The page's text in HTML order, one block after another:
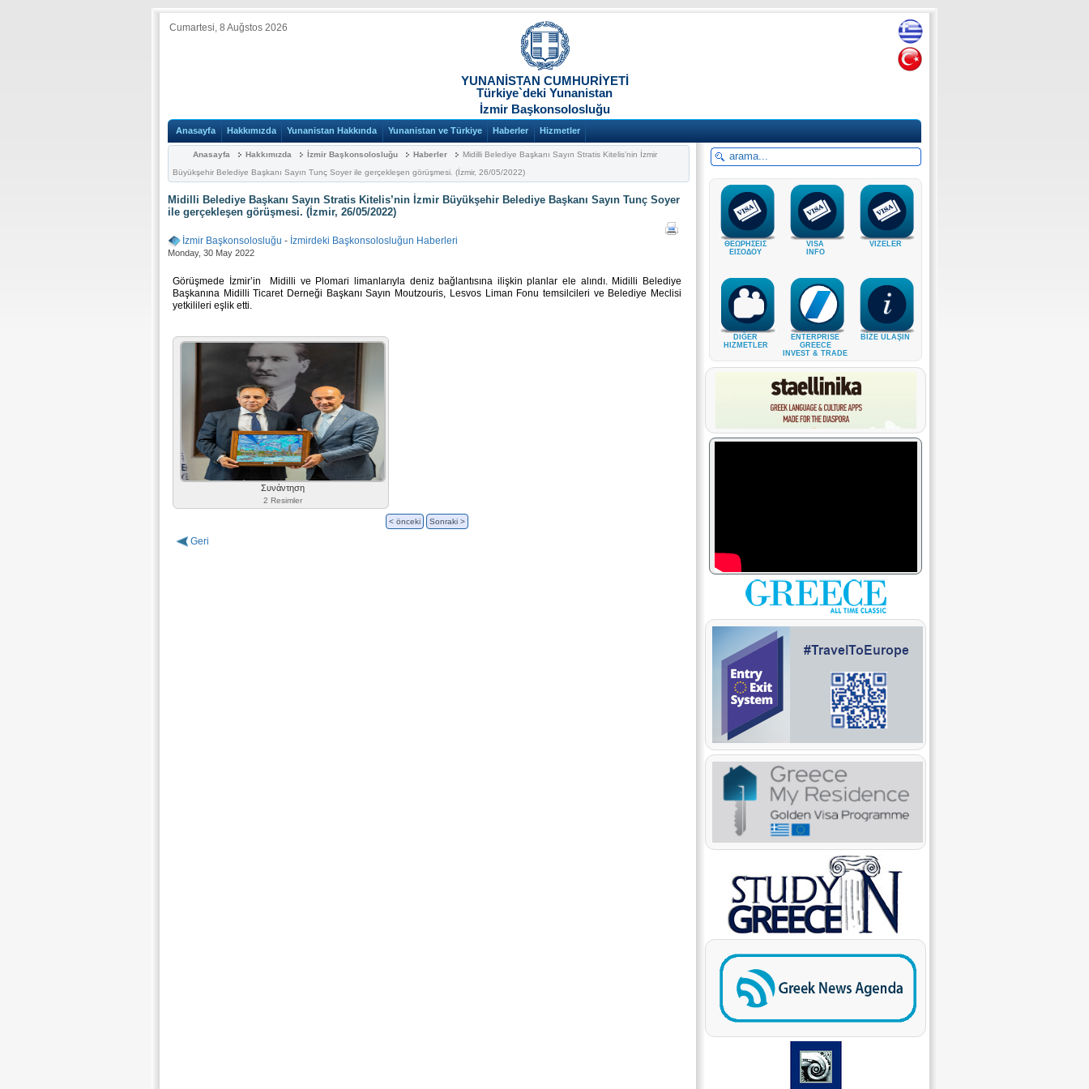
Cumartesi, 8 Auğstos 2026
YUNANİSTAN CUMHURİYETİ
Türkiye`deki Yunanistan
İzmir Başkonsolosluğu
Anasayfa Hakkımızda Yunanistan Hakkında Yunanistan ve Türkiye Haberler Hizmetler
Anasayfa Hakkımızda İzmir Başkonsolosluğu Haberler
Midilli Belediye Başkanı Sayın Stratis Kitelis’nin İzmir
Büyükşehir Belediye Başkanı Sayın Tunç Soyer ile gerçekleşen görüşmesi. (İzmir, 26/05/2022)
Midilli Belediye Başkanı Sayın Stratis Kitelis’nin İzmir Büyükşehir Belediye Başkanı Sayın Tunç Soyer
ile gerçekleşen görüşmesi. (İzmir, 26/05/2022)
İzmir Başkonsolosluğu - İzmirdeki Başkonsolosluğun Haberleri
Monday, 30 May 2022
Görüşmede İzmir’in Midilli ve Plomari limanlarıyla deniz bağlantısına ilişkin planlar ele alındı. Midilli Belediye
Başkanına Midilli Ticaret Derneği Başkanı Sayın Moutzouris, Lesvos Liman Fonu temsilcileri ve Belediye Meclisi
yetkilileri eşlik etti.
Συνάντηση
2 Resimler
< önceki Sonraki >
Geri
ΘΕΩΡΗΣΕΙΣ
ΕΙΣΟΔΟΥ
VISA
INFO
VIZELER
DIĞER
HIZMETLER
ENTERPRISE
GREECE
INVEST & TRADE
BİZE ULAŞIN